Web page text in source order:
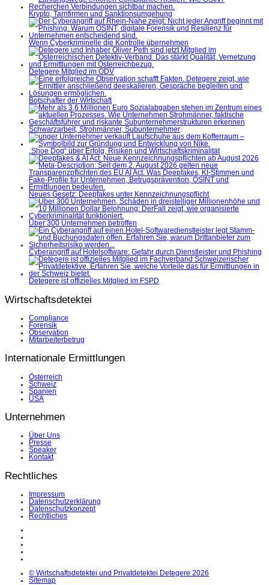
Krypto, Tarnfirmen und Sanktionsumgehung
Wenn Cyberkriminelle die Kontrolle übernehmen
Detegere Mitglied im ÖDV
Botschafter der Wirtschaft
Schwarzarbeit, Strohmänner, Subunternehmer
„Shoe Dog“ über Erfolg, Risiken und Wirtschaftskriminalität
Neues Gesetz: Deepfakes unter Kennzeichnungspflicht
Über 300 Unternehmen betroffen
Cyberangriff auf Hotelsoftware: Gefahr durch Dienstleister und Phishing
Detegere ist offizielles Mitglied im FSPD
Wirtschaftsdetektei
Compliance
Forensik
Observation
Mitarbeiterbetrug
Internationale Ermittlungen
Österreich
Schweiz
Spanien
USA
Unternehmen
Über Uns
Presse
Speaker
Kontakt
Rechtliches
Impressum
Datenschutzerklärung
Datenschutzkonzept
Rechtliches
© Wirtschaftsdetektei und Privatdetektei Detegere 2026
Sitemap